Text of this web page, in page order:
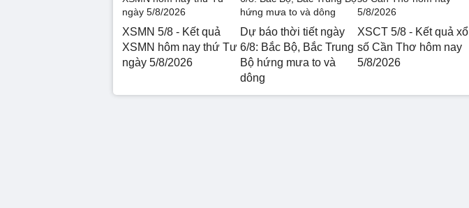
XSMN 5/8 - Kết quả
XSMN hôm nay thứ Tư
ngày 5/8/2026
Dự báo thời tiết ngày
6/8: Bắc Bộ, Bắc Trung
Bộ hứng mưa to và
dông
XSCT 5/8 - Kết quả xổ
số Cần Thơ hôm nay
5/8/2026